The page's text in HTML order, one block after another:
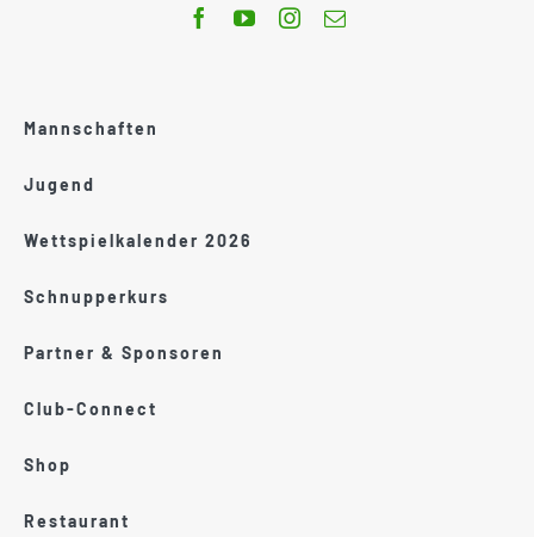
Mannschaften
Jugend
Wettspielkalender 2026
Schnupperkurs
Partner & Sponsoren
Club-Connect
Shop
Restaurant